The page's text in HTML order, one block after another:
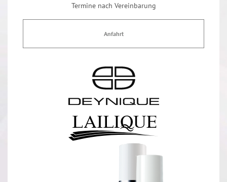
Termine nach Vereinbarung
Anfahrt